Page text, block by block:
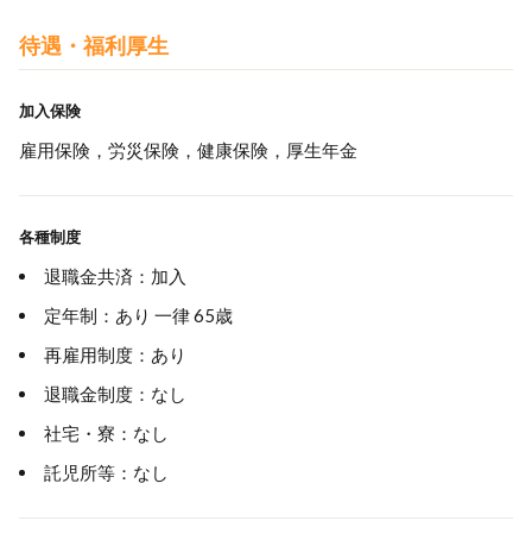
待遇・福利厚生
加入保険
雇用保険，労災保険，健康保険，厚生年金
各種制度
退職金共済：加入
定年制：あり 一律 65歳
再雇用制度：あり
退職金制度：なし
社宅・寮：なし
託児所等：なし